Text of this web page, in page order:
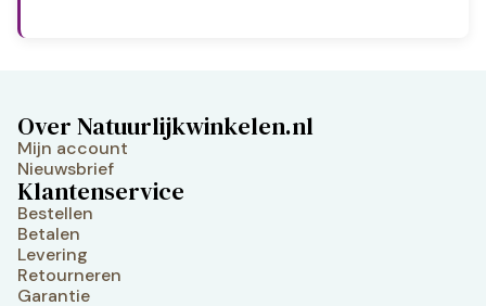
Over Natuurlijkwinkelen.nl
Mijn account
Nieuwsbrief
Klantenservice
Bestellen
Betalen
Levering
Retourneren
Garantie